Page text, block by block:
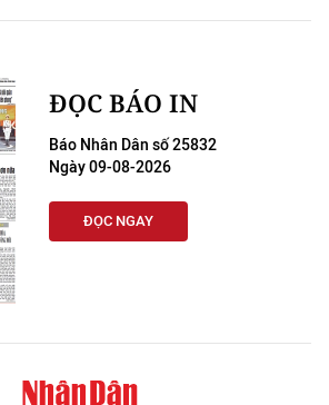
ĐỌC BÁO IN
Báo Nhân Dân số 25832
Ngày 09-08-2026
ĐỌC NGAY